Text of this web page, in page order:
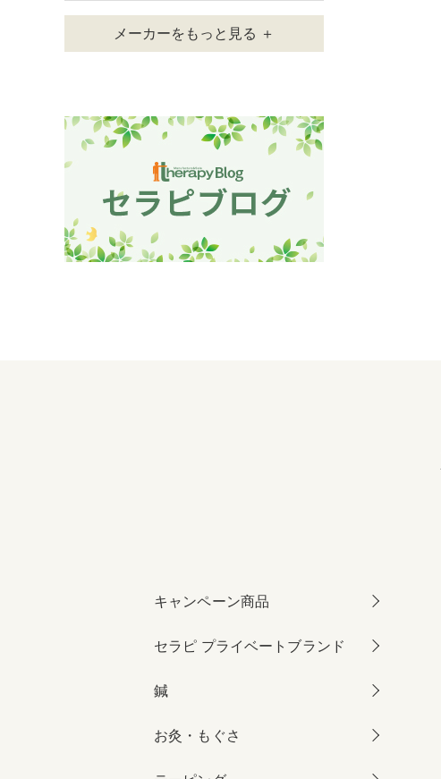
メーカーをもっと見る ＋
キャンペーン商品
セラピ プライベートブランド
鍼
お灸・もぐさ